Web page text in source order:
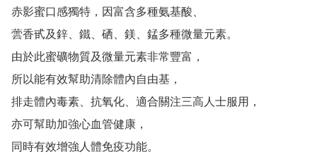
赤影蜜口感獨特，因富含多種氨基酸、
蕓香甙及鋅、鐵、硒、鎂、錳多種微量元素。
由於此蜜礦物質及微量元素非常豐富，
所以能有效幫助清除體內自由基，
排走體內毒素、抗氧化、適合關注三高人士服用，
亦可幫助加強心血管健康，
同時有效增強人體免疫功能。